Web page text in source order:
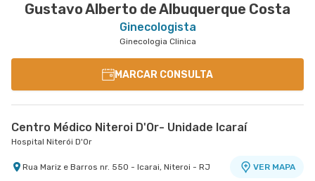
Gustavo Alberto de Albuquerque Costa
Ginecologista
Ginecologia Clinica
MARCAR CONSULTA
Centro Médico Niteroi D'Or- Unidade Icaraí
Hospital Niterói D'Or
Rua Mariz e Barros nr. 550 - Icarai, Niteroi - RJ VER MAPA